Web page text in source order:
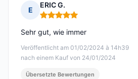
E
ERIC G.
Hinweis: 5 von 5
Veröffentlicht am 01/02/2024 à 14h39
nach einem Kauf von 24/01/2024
Sehr gut, wie immer
Übersetzte Bewertungen